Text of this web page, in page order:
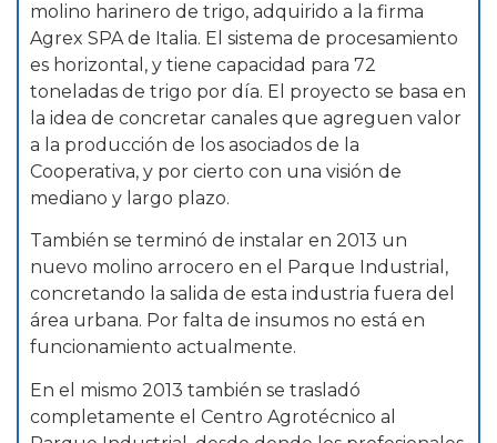
molino harinero de trigo, adquirido a la firma
Agrex SPA de Italia. El sistema de procesamiento
es horizontal, y tiene capacidad para 72
toneladas de trigo por día. El proyecto se basa en
la idea de concretar canales que agreguen valor
a la producción de los asociados de la
Cooperativa, y por cierto con una visión de
mediano y largo plazo.
También se terminó de instalar en 2013 un
nuevo molino arrocero en el Parque Industrial,
concretando la salida de esta industria fuera del
área urbana. Por falta de insumos no está en
funcionamiento actualmente.
En el mismo 2013 también se trasladó
completamente el Centro Agrotécnico al